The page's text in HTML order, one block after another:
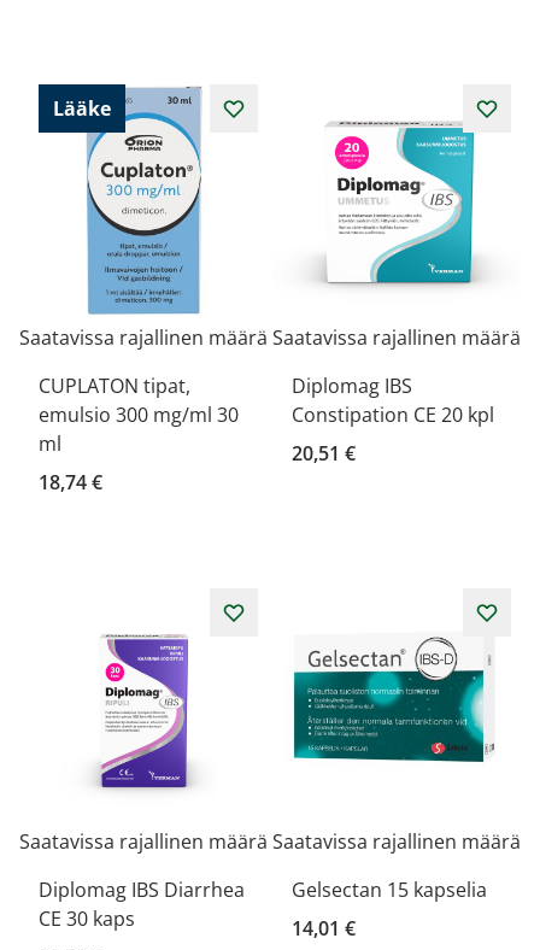
Lääke
Saatavissa rajallinen määrä
CUPLATON tipat,
emulsio 300 mg/ml 30
ml
18,74 €
Saatavissa rajallinen määrä
Diplomag IBS
Constipation CE 20 kpl
20,51 €
Saatavissa rajallinen määrä
Diplomag IBS Diarrhea
CE 30 kaps
Saatavissa rajallinen määrä
Gelsectan 15 kapselia
14,01 €